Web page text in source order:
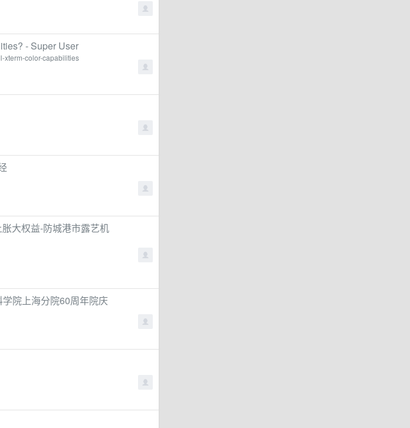
- Super User
xterm-color-capabilities
大权益-防城港市露艺机
院上海分院60周年院庆